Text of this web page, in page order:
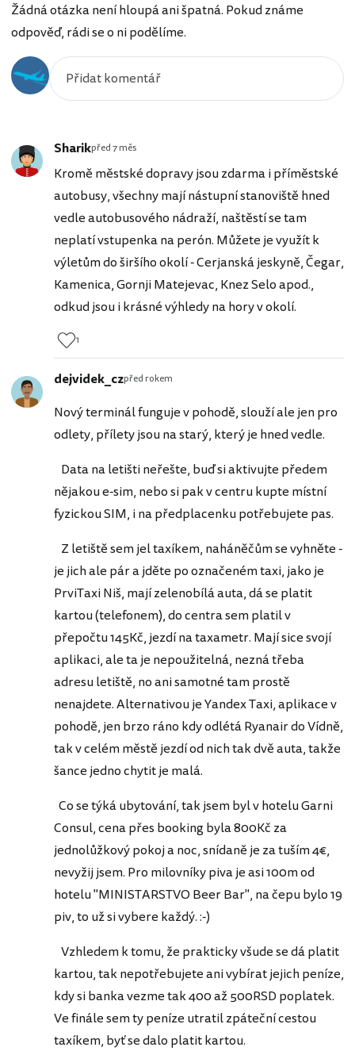
Žádná otázka není hloupá ani špatná. Pokud známe
odpověď, rádi se o ni podělíme.
Sharikpřed 7 měs
Kromě městské dopravy jsou zdarma i příměstské
autobusy, všechny mají nástupní stanoviště hned
vedle autobusového nádraží, naštěstí se tam
neplatí vstupenka na perón. Můžete je využít k
výletům do širšího okolí - Cerjanská jeskyně, Čegar,
Kamenica, Gornji Matejevac, Knez Selo apod.,
odkud jsou i krásné výhledy na hory v okolí.
1
dejvidek_czpřed rokem
Nový terminál funguje v pohodě, slouží ale jen pro
odlety, přílety jsou na starý, který je hned vedle.
Data na letišti neřešte, buď si aktivujte předem
nějakou e-sim, nebo si pak v centru kupte místní
fyzickou SIM, i na předplacenku potřebujete pas.
Z letiště sem jel taxíkem, naháněčům se vyhněte -
je jich ale pár a jděte po označeném taxi, jako je
PrviTaxi Niš, mají zelenobílá auta, dá se platit
kartou (telefonem), do centra sem platil v
přepočtu 145Kč, jezdí na taxametr. Mají sice svojí
aplikaci, ale ta je nepoužitelná, nezná třeba
adresu letiště, no ani samotné tam prostě
nenajdete. Alternativou je Yandex Taxi, aplikace v
pohodě, jen brzo ráno kdy odlétá Ryanair do Vídně,
tak v celém městě jezdí od nich tak dvě auta, takže
šance jedno chytit je malá.
Co se týká ubytování, tak jsem byl v hotelu Garni
Consul, cena přes booking byla 800Kč za
jednolůžkový pokoj a noc, snídaně je za tuším 4€,
nevyžij jsem. Pro milovníky piva je asi 100m od
hotelu "MINISTARSTVO Beer Bar", na čepu bylo 19
piv, to už si vybere každý. :-)
Vzhledem k tomu, že prakticky všude se dá platit
kartou, tak nepotřebujete ani vybírat jejich peníze,
kdy si banka vezme tak 400 až 500RSD poplatek.
Ve finále sem ty peníze utratil zpáteční cestou
taxíkem, byť se dalo platit kartou.